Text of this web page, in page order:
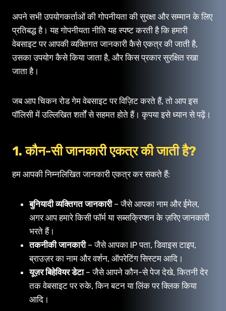
अपने सभी उपयोगकर्ताओं की गोपनीयता की सुरक्षा और सम्मान के लिए
प्रतिबद्ध है। यह गोपनीयता नीति यह स्पष्ट करती है कि हमारी
वेबसाइट पर आपकी व्यक्तिगत जानकारी कैसे एकत्र की जाती है,
उसका उपयोग कैसे किया जाता है, और किस प्रकार सुरक्षित रखा
जाता है।
जब आप चिकन रोड गेम वेबसाइट पर विज़िट करते हैं, तो आप इस
पॉलिसी में उल्लिखित शर्तों से सहमत होते हैं। कृपया इसे ध्यान से पढ़ें।
1. कौन-सी जानकारी एकत्र की जाती है?
हम आपकी निम्नलिखित जानकारी एकत्र कर सकते हैं:
बुनियादी व्यक्तिगत जानकारी– जैसे आपका नाम और ईमेल,
अगर आप हमारे किसी फॉर्म या सब्सक्रिप्शन के ज़रिए जानकारी
भरते हैं।
तकनीकी जानकारी– जैसे आपका IP पता, डिवाइस टाइप,
ब्राउज़र का नाम और वर्शन, ऑपरेटिंग सिस्टम आदि।
यूज़र बिहेवियर डेटा– जैसे आपने कौन-से पेज देखे, कितनी देर
तक वेबसाइट पर रुके, किन बटन या लिंक पर क्लिक किया
आदि।